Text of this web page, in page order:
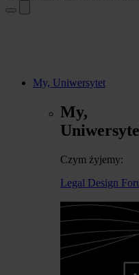
My, Uniwersytet
My,
Czym żyjemy:
Legal Design